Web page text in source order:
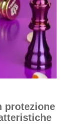
protezione